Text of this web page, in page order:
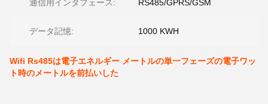
通信用インタフェース: RS485/GPRS/GSM
データ記憶: 1000 KWH
Wifi Rs485は電子エネルギー メートルの単一フェーズの電子ワッ
ト時のメートルを前払いした